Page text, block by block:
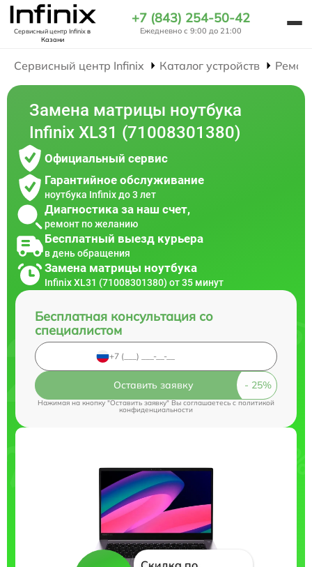
Сервисный центр Infinixв
Казани
+7 (843) 254-50-42
Ежедневно с 9:00 до 21:00
Сервисный центр Infinix Каталог устройств
Замена матрицы ноутбука
Infinix XL31 (71008301380)
Официальный сервис
Гарантийное обслуживание
ноутбука Infinix до 3 лет
Диагностика за наш счет,
ремонт по желанию
Бесплатный выезд курьера
в день обращения
Замена матрицы ноутбука
Infinix XL31 (71008301380) от 35 минут
Бесплатная консультация со
специалистом
Оставить заявку
Нажимая на кнопку "Оставить заявку" Вы соглашаетесь cполитикой
конфиденциальности